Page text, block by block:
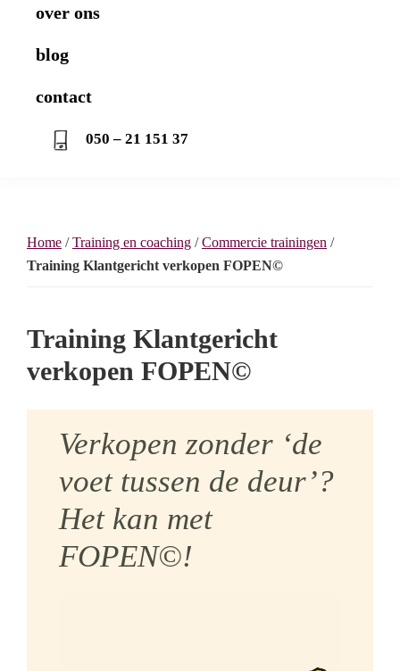
over ons
blog
contact
050 – 21 151 37
Home /Training en coaching /Commercie trainingen /
Training Klantgericht verkopen FOPEN©
Training Klantgericht
verkopen FOPEN©
Verkopen zonder ‘de
voet tussen de deur’?
Het kan met
FOPEN©!